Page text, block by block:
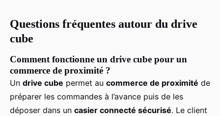
Questions fréquentes autour du drive
cube
Comment fonctionne un drive cube pour un
commerce de proximité ?
Un drive cube permet au commerce de proximité de
préparer les commandes à l’avance puis de les
déposer dans un casier connecté sécurisé. Le client